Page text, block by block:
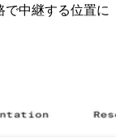
で中継する位置に